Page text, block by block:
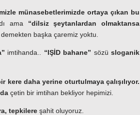
münasebetlerimizde ortaya çıkan bu
ama “dilsiz şeytanlardan olmaktansa
demekten başka çaremiz yoktu.
imtihanda.. “IŞİD bahane” sözüsloganik
kere daha yerine oturtulmaya çalışılıyor.
çetin bir imtihan bekliyor hepimizi.
tepkilere şahit oluyoruz.